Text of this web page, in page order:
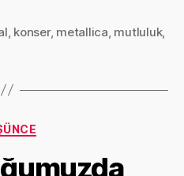
konser, metallica mutluluk,
Kategoriler